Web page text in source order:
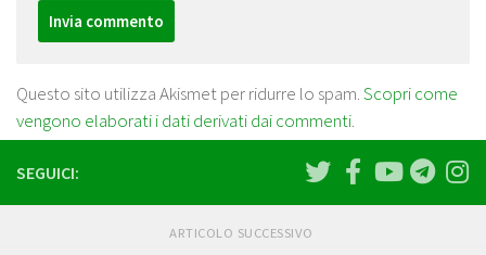
Questo sito utilizza Akismet per ridurre lo spam.Scopri come
vengono elaborati i dati derivati dai commenti.
SEGUICI:
ARTICOLO SUCCESSIVO